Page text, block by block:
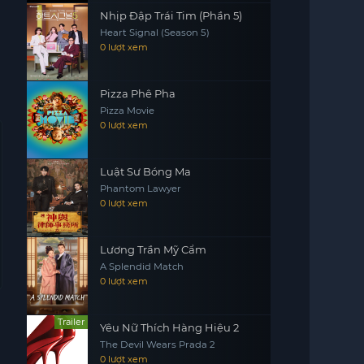
Nhịp Đập Trái Tim (Phần 5)
Heart Signal (Season 5)
0 lượt xem
Pizza Phê Pha
Pizza Movie
0 lượt xem
Luật Sư Bóng Ma
Phantom Lawyer
0 lượt xem
Lương Trần Mỹ Cẩm
A Splendid Match
0 lượt xem
Trailer Yêu Nữ Thích Hàng Hiệu 2
The Devil Wears Prada 2
0 lượt xem